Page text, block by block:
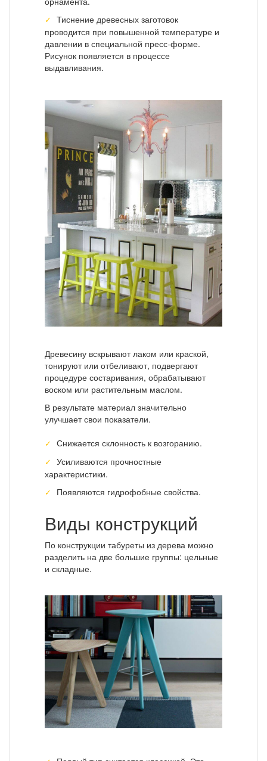
Тиснение древесных заготовок
проводится при повышенной температуре и
давлении в специальной пресс-форме.
Рисунок появляется в процессе
выдавливания.
Древесину вскрывают лаком или краской,
тонируют или отбеливают, подвергают
процедуре состаривания, обрабатывают
воском или растительным маслом.
В результате материал значительно
улучшает свои показатели.
Снижается склонность к возгоранию.
Усиливаются прочностные
характеристики.
Появляются гидрофобные свойства.
Виды конструкций
По конструкции табуреты из дерева можно
разделить на две большие группы: цельные
и складные.